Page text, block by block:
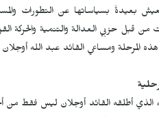
بعيدةً بسياساتها عن التطورات
من قبل حزبي العدالة والتنمية والحركة
المرحلة ومساعي القائد عبد الله
أطلقه القائد أوجلان ليس فقط من